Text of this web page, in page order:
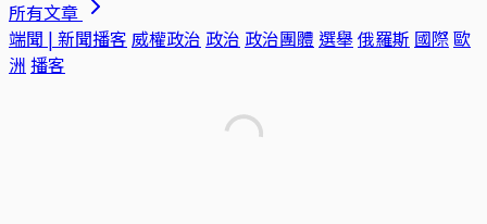
所有文章
端聞 | 新聞播客 威權政治 政治 政治團體 選舉俄羅斯 國際歐
洲 播客